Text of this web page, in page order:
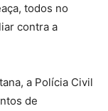
todos no
contra a
a Polícia Civil
de